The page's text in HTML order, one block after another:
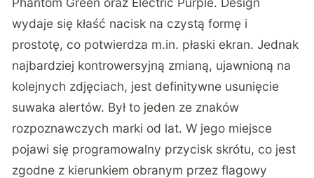
wydaje się kłaść nacisk na czystą formę i
prostotę, co potwierdza m.in. płaski ekran. Jednak
najbardziej kontrowersyjną zmianą, ujawnioną na
kolejnych zdjęciach, jest definitywne usunięcie
suwaka alertów. Był to jeden ze znaków
rozpoznawczych marki od lat. W jego miejsce
pojawi się programowalny przycisk skrótu, co jest
zgodne z kierunkiem obranym przez flagowy